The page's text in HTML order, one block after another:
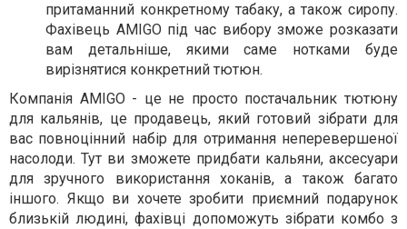
притаманний конкретному табаку, а також сиропу.
Фахівець AMIGO під час вибору зможе розказати
вам детальніше, якими саме нотками буде
вирізнятися конкретний тютюн.
Компанія AMIGO - це не просто постачальник тютюну
для кальянів, це продавець, який готовий зібрати для
вас повноцінний набір для отримання неперевершеної
насолоди. Тут ви зможете придбати кальяни, аксесуари
для зручного використання хоканів, а також багато
іншого. Якщо ви хочете зробити приємний подарунок
близькій людині, фахівці допоможуть зібрати комбо з